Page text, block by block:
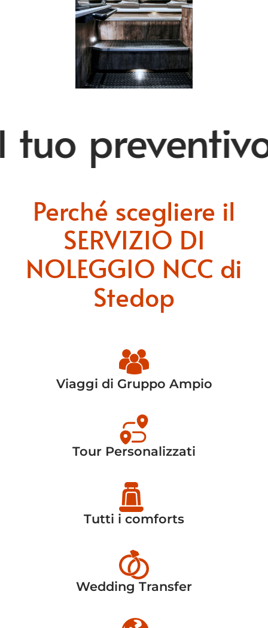
Perché scegliere il
SERVIZIO DI
NOLEGGIO NCC di
Stedop
Viaggi di Gruppo Ampio
Tour Personalizzati
Tutti i comforts
Wedding Transfer